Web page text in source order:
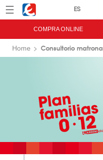
Menú Eroski
COMPRA ONLINE
Home Consultorio matrona